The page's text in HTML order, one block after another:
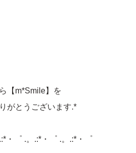
【m*Smile】を
がとうございます.*
・゜ .。.:*・゜ .。.:*・゜